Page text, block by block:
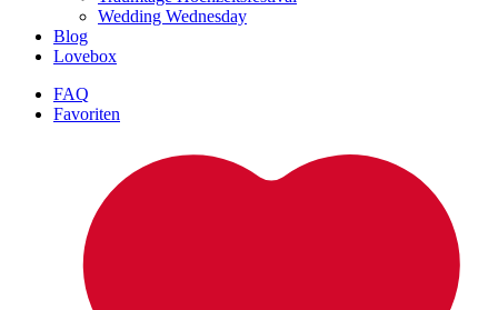
Wedding Wednesday
Blog
Lovebox
FAQ
Favoriten